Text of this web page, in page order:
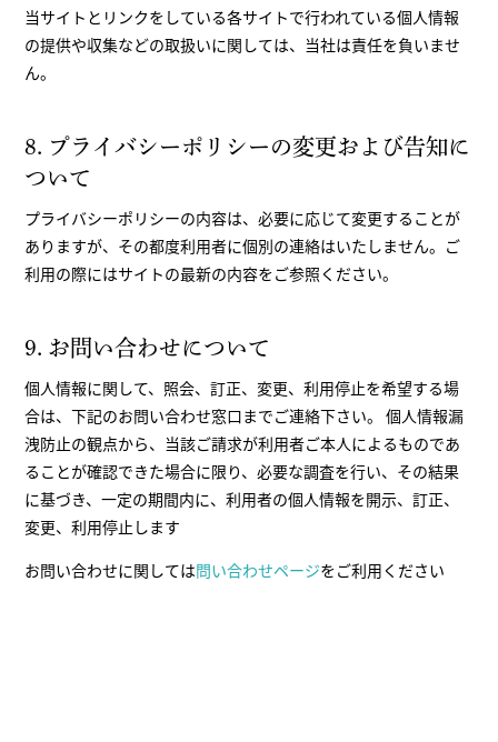
当サイトとリンクをしている各サイトで行われている個人情報
の提供や収集などの取扱いに関しては、当社は責任を負いませ
ん。
8. プライバシーポリシーの変更および告知に
ついて
プライバシーポリシーの内容は、必要に応じて変更することが
ありますが、その都度利用者に個別の連絡はいたしません。ご
利用の際にはサイトの最新の内容をご参照ください。
9. お問い合わせについて
個人情報に関して、照会、訂正、変更、利用停止を希望する場
合は、下記のお問い合わせ窓口までご連絡下さい。 個人情報漏
洩防止の観点から、当該ご請求が利用者ご本人によるものであ
ることが確認できた場合に限り、必要な調査を行い、その結果
に基づき、一定の期間内に、利用者の個人情報を開示、訂正、
変更、利用停止します
お問い合わせに関しては問い合わせページをご利用ください